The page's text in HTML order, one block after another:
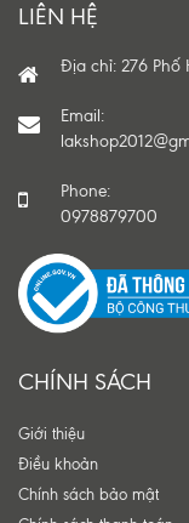
LIÊN HỆ
Địa chỉ: 276 Phố
Email:
Phone:
0978879700
CHÍNH SÁCH
Giới thiệu
Điều khoản
Chính sách bảo mật